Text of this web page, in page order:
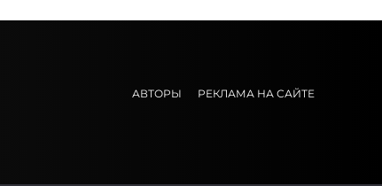
АВТОРЫ РЕКЛАМА НА САЙТЕ